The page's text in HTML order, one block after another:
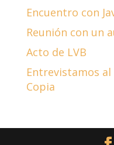
Encuentro con
Reunión con un
Acto de LVB
Entrevistamos
Copia